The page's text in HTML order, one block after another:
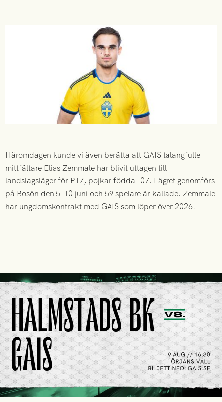
Häromdagen kunde vi även berätta att GAIS talangfulle
mittfältare Elias Zemmale har blivit uttagen till
landslagsläger för P17, pojkar födda -07. Lägret genomförs
på Bosön den 5-10 juni och 59 spelare är kallade. Zemmale
har ungdomskontrakt med GAIS som löper över 2026.